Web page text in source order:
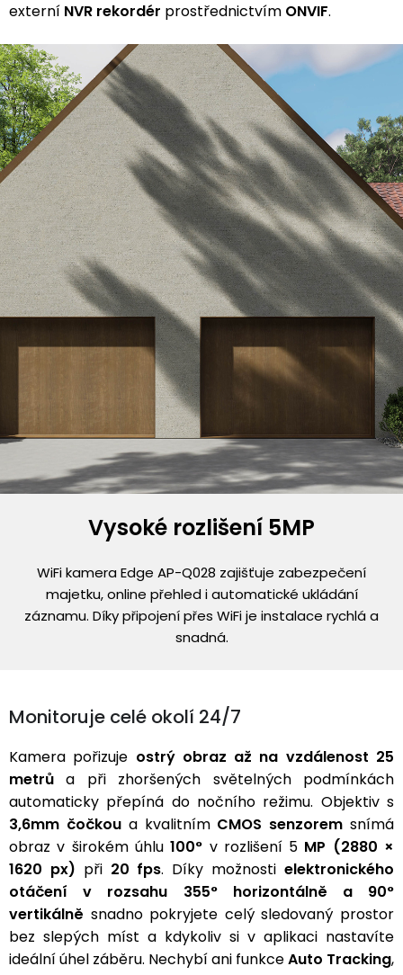
externí NVR rekordér prostřednictvím ONVIF.
Vysoké rozlišení 5MP
WiFi kamera Edge AP-Q028 zajišťuje zabezpečení
majetku, online přehled i automatické ukládání
záznamu. Díky připojení přes WiFi je instalace rychlá a
snadná.
Monitoruje celé okolí 24/7
Kamera pořizuje ostrý obraz až na vzdálenost 25
metrů a při zhoršených světelných podmínkách
automaticky přepíná do nočního režimu. Objektiv s
3,6mm čočkoua kvalitním CMOS senzorem snímá
obraz v širokém úhlu100° v rozlišení 5 MP (2880 ×
1620 px) při 20 fps. Díky možnostielektronického
otáčení v rozsahu 355° horizontálně a 90°
vertikálně snadno pokryjete celý sledovaný prostor
bez slepých míst a kdykoliv si v aplikaci nastavíte
ideální úhel záběru. Nechybí ani funkceAuto Tracking,